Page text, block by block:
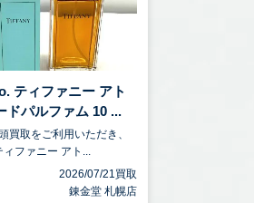
ティファニー アト
ドパルファム 10 ...
買取をご利用いただき、
ィファニー アト...
2026/07/21買取
錬金堂 札幌店